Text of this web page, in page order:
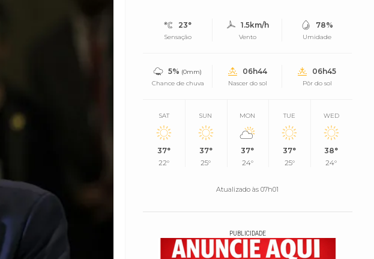
23°
Sensação
1.5km/h
Vento
78%
Umidade
5% (0mm)
Chance de chuva
06h44
Nascer do sol
06h45
Pôr do sol
SAT
37°
22°
SUN
37°
25°
MON
37°
24°
TUE
37°
25°
WED
38°
24°
Atualizado às 07h01
PUBLICIDADE